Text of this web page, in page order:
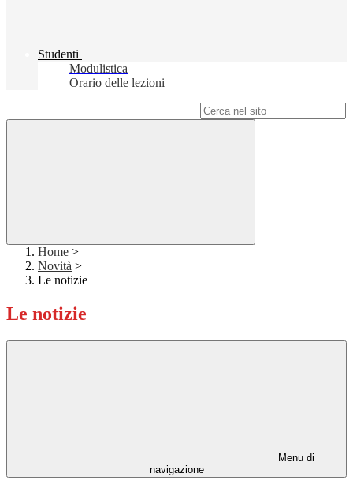
Studenti
Modulistica
Orario delle lezioni
Home >
Novità >
Le notizie
Le notizie
Menu di
navigazione